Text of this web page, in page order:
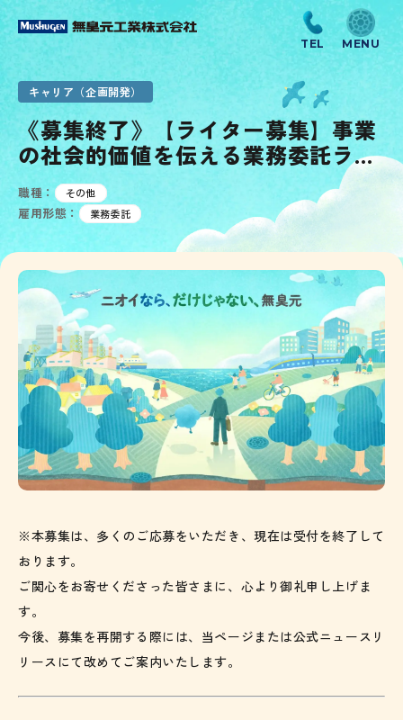
キャリア（企画開発）
《募集終了》【ライター募集】事業
の社会的価値を伝える業務委託ライ
ターを募集
職種： その他
雇用形態： 業務委託
※本募集は、多くのご応募をいただき、現在は受付を終了して
おります。
ご関心をお寄せくださった皆さまに、心より御礼申し上げま
す。
今後、募集を再開する際には、当ページまたは公式ニュースリ
リースにて改めてご案内いたします。